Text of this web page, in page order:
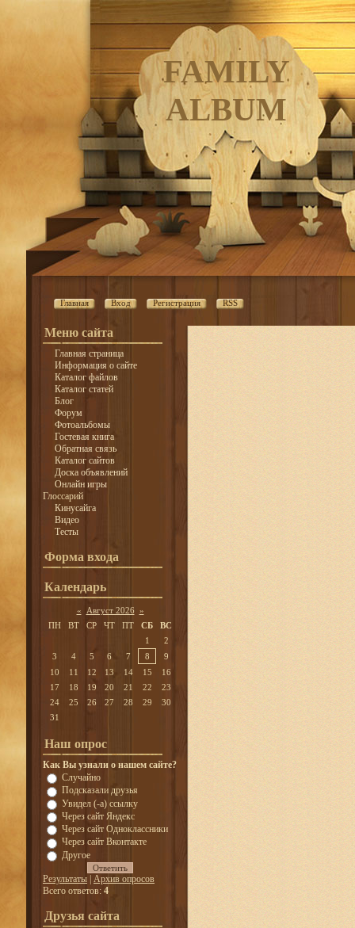
FAMILY
ALBUM
Главная Вход Регистрация RSS
Меню сайта
Главная страница
Информация о сайте
Каталог файлов
Каталог статей
Блог
Форум
Фотоальбомы
Гостевая книга
Обратная связь
Каталог сайтов
Доска объявлений
Онлайн игры
Глоссарий
Кинусайга
Видео
Тесты
Форма входа
Календарь
« Август 2026 »
ПН
ВТ СР ЧТ ПТ СБ
ВС
1
2
3
4 5 6 7 8
9
10
11 12 13 14 15
16
17
18 19 20 21 22
23
24
25 26 27 28 29
30
31
Наш опрос
Как Вы узнали о нашем сайте?
Случайно
Подсказали друзья
Увидел (-а) ссылку
Через сайт Яндекс
Через сайт Одноклассники
Через сайт Вконтакте
Другое
Результаты Архив опросов
Всего ответов: 4
Друзья сайта